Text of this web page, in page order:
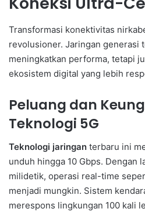
Transformasi konektivitas
revolusioner. Jaringan generasi
meningkatkan performa, tetapi
ekosistem digital yang lebih
Peluang dan
Teknologi 5G
Teknologi jaringan terbaru ini
unduh hingga 10 Gbps. Dengan
milidetik, operasi real-time
menjadi mungkin. Sistem
merespons lingkungan 100 kali